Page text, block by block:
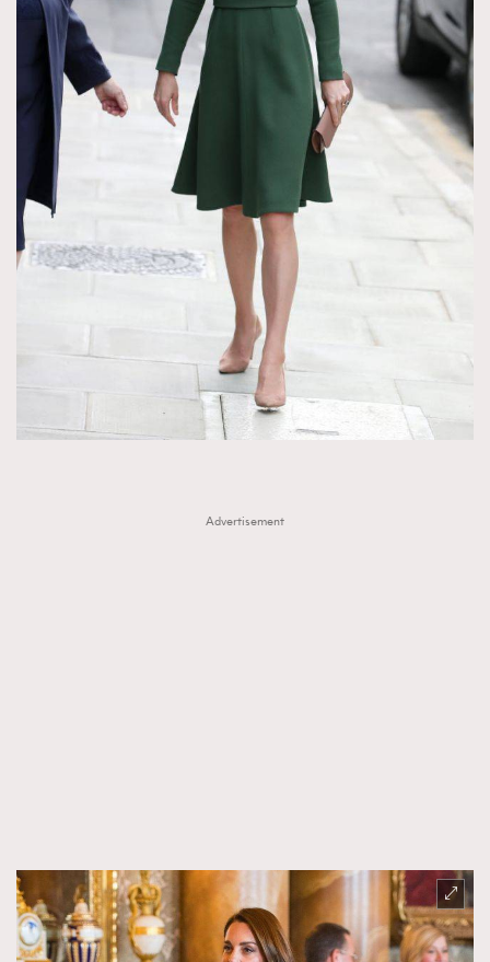
Advertisement